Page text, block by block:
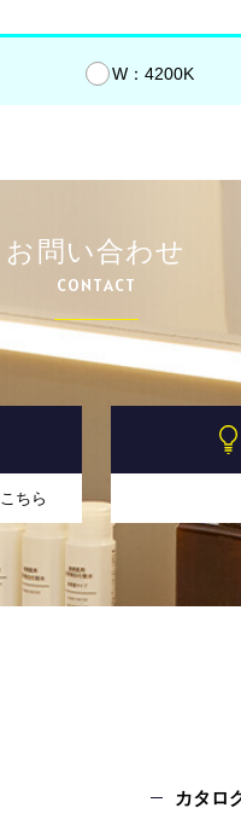
W：4200K
お問い合わせ
CONTACT
ちら
カタロ